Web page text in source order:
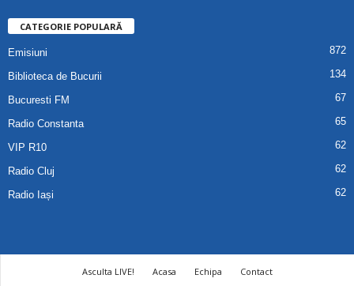
CATEGORIE POPULARĂ
Emisiuni 872
Biblioteca de Bucurii 134
Bucuresti FM 67
Radio Constanta 65
VIP R10 62
Radio Cluj 62
Radio Iași 62
Asculta LIVE! Acasa Echipa Contact